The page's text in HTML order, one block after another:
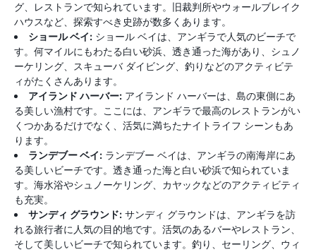
グ、レストランで知られています。旧裁判所やウォールブレイク
ハウスなど、探索すべき史跡が数多くあります。
ショール ベイ: ショール ベイは、アンギラで人気のビーチで
す。何マイルにもわたる白い砂浜、透き通った海があり、シュノ
ーケリング、スキューバ ダイビング、​​釣りなどのアクティビテ
ィがたくさんあります。
アイランド ハーバー: アイランド ハーバーは、島の東側にあ
る美しい漁村です。ここには、アンギラで最高のレストランがい
くつかあるだけでなく、活気に満ちたナイトライフ シーンもあ
ります。
ランデブー ベイ: ランデブー ベイは、アンギラの南海岸にあ
る美しいビーチです。透き通った海と白い砂浜で知られていま
す。海水浴やシュノーケリング、カヤックなどのアクティビティ
も充実。
サンディ グラウンド: サンディ グラウンドは、アンギラを訪
れる旅行者に人気の目的地です。活気のあるバーやレストラン、
そして美しいビーチで知られています。釣り、セーリング、ウィ